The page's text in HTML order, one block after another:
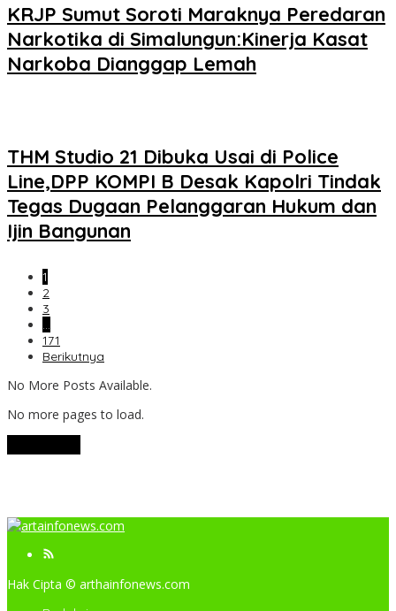
KRJP Sumut Soroti Maraknya Peredaran
Narkotika di Simalungun:Kinerja Kasat
Narkoba Dianggap Lemah
THM Studio 21 Dibuka Usai di Police
Line,DPP KOMPI B Desak Kapolri Tindak
Tegas Dugaan Pelanggaran Hukum dan
Ijin Bangunan
1
2
3
…
171
Berikutnya
No More Posts Available.
No more pages to load.
Hak Cipta © arthainfonews.com